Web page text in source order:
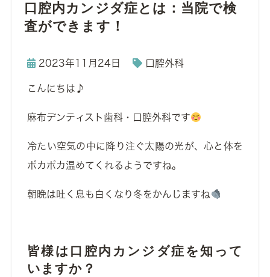
口腔内カンジダ症とは：当院で検
査ができます！
2023年11月24日 口腔外科
こんにちは♪
麻布デンティスト歯科・口腔外科です
冷たい空気の中に降り注ぐ太陽の光が、心と体を
ポカポカ温めてくれるようですね。
朝晩は吐く息も白くなり冬をかんじますね
皆様は口腔内カンジダ症を知って
いますか？